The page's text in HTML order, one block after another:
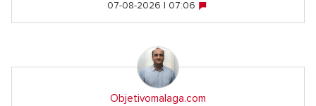
07-08-2026 | 07:06
Objetivomalaga.com